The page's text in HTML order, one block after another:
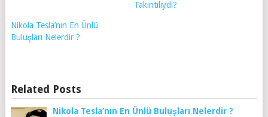
Takıntılıydı?
Nikola Tesla’nın En Ünlü
Buluşları Nelerdir ?
Related Posts
Nikola Tesla’nın En Ünlü Buluşları Nelerdir ?